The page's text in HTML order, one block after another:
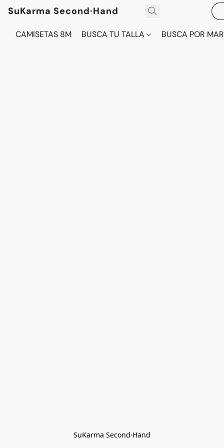
SuKarma Second·Hand
CAMISETAS 8M BUSCA TU TALLA BUSCA POR
SuKarma Second·Hand